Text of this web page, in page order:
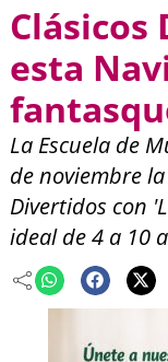
Clásicos
esta
La Escuela de
de noviembre
Divertidos con
ideal de 4 a 10